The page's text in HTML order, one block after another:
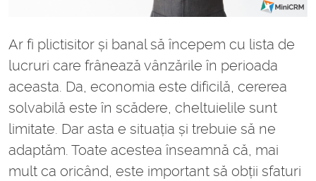
Ar fi plictisitor și banal să începem cu lista de
lucruri care frânează vânzările în perioada
aceasta. Da, economia este dificilă, cererea
solvabilă este în scădere, cheltuielile sunt
limitate. Dar asta e situația și trebuie să ne
adaptăm. Toate acestea înseamnă că, mai
mult ca oricând, este important să obții sfaturi